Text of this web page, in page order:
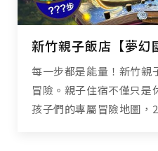
每一步都是能量！新竹親
冒險。親子住宿不僅只是
孩子們的專屬冒險地圖，